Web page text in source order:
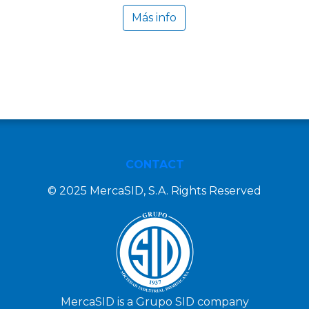
Más info
CONTACT
© 2025 MercaSID, S.A. Rights Reserved
MercaSID is a Grupo SID company